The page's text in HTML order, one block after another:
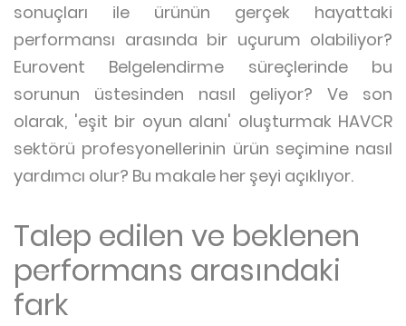
sonuçları ile ürünün gerçek hayattaki
performansı arasında bir uçurum olabiliyor?
Eurovent Belgelendirme süreçlerinde bu
sorunun üstesinden nasıl geliyor? Ve son
olarak, 'eşit bir oyun alanı' oluşturmak HAVCR
sektörü profesyonellerinin ürün seçimine nasıl
yardımcı olur? Bu makale her şeyi açıklıyor.
Talep edilen ve beklenen
performans arasındaki
fark